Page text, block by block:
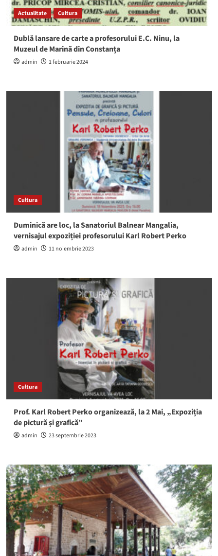
a
purtat
numele,
Aleea
Stelor
din
Actualitate Cultura
Dublă lansare de carte a profesorului E.C. Ninu, la
Muzeul de Marină din Constanța
admin 1 februarie 2024
Cultura
Duminică are loc, la Sanatoriul Balnear Mangalia,
vernisajul expoziției profesorului Karl Robert Perko
admin 11 noiembrie 2023
Cultura
Prof. Karl Robert Perko organizează, la 2 Mai, „Expoziția
de pictură și grafică”
admin 23 septembrie 2023